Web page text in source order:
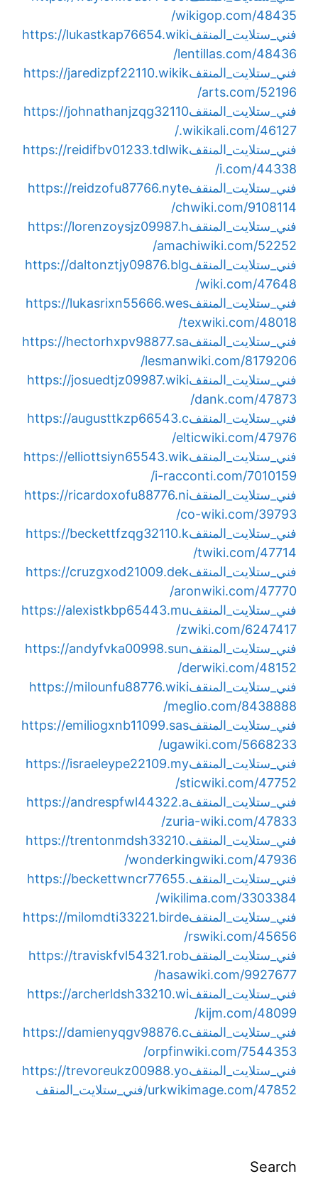
wikigop.com/48435/
فني_ستلايت_المنقفhttps://lukastkap76654.wiki
lentillas.com/48436/
فني_ستلايت_المنقفhttps://jaredizpf22110.wikik
arts.com/52196/
فني_ستلايت_المنقفhttps://johnathanjzqg32110
.wikikali.com/46127/
فني_ستلايت_المنقفhttps://reidifbv01233.tdlwik
i.com/44338/
فني_ستلايت_المنقفhttps://reidzofu87766.nyte
chwiki.com/9108114/
فني_ستلايت_المنقفhttps://lorenzoysjz09987.h
amachiwiki.com/52252/
فني_ستلايت_المنقفhttps://daltonztjy09876.blg
wiki.com/47648/
فني_ستلايت_المنقفhttps://lukasrixn55666.wes
texwiki.com/48018/
فني_ستلايت_المنقفhttps://hectorhxpv98877.sa
lesmanwiki.com/8179206/
فني_ستلايت_المنقفhttps://josuedtjz09987.wiki
dank.com/47873/
فني_ستلايت_المنقفhttps://augusttkzp66543.c
elticwiki.com/47976/
فني_ستلايت_المنقفhttps://elliottsiyn65543.wik
i-racconti.com/7010159/
فني_ستلايت_المنقفhttps://ricardoxofu88776.ni
co-wiki.com/39793/
فني_ستلايت_المنقفhttps://beckettfzqg32110.k
twiki.com/47714/
فني_ستلايت_المنقفhttps://cruzgxod21009.dek
aronwiki.com/47770/
فني_ستلايت_المنقفhttps://alexistkbp65443.mu
zwiki.com/6247417/
فني_ستلايت_المنقفhttps://andyfvka00998.sun
derwiki.com/48152/
فني_ستلايت_المنقفhttps://milounfu88776.wiki
meglio.com/8438888/
فني_ستلايت_المنقفhttps://emiliogxnb11099.sas
ugawiki.com/5668233/
فني_ستلايت_المنقفhttps://israeleype22109.my
sticwiki.com/47752/
فني_ستلايت_المنقفhttps://andrespfwl44322.a
zuria-wiki.com/47833/
فني_ستلايت_المنقفhttps://trentonmdsh33210.
wonderkingwiki.com/47936/
فني_ستلايت_المنقفhttps://beckettwncr77655.
wikilima.com/3303384/
فني_ستلايت_المنقفhttps://milomdti33221.birde
rswiki.com/45656/
فني_ستلايت_المنقفhttps://traviskfvl54321.rob
hasawiki.com/9927677/
فني_ستلايت_المنقفhttps://archerldsh33210.wi
kijm.com/48099/
فني_ستلايت_المنقفhttps://damienyqgv98876.c
orpfinwiki.com/7544353/
فني_ستلايت_المنقفhttps://trevoreukz00988.yo
urkwikimage.com/47852/فني_ستلايت_المنقف
Search